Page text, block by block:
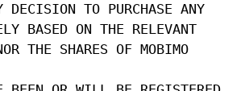
TO PURCHASE ANY
BASED ON THE RELEVANT
THE SHARES OF MOBIMO